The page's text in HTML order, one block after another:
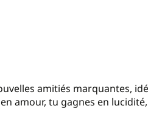
amitiés marquantes,
amour, tu gagnes en